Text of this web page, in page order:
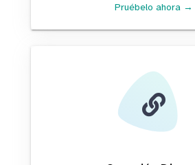
Pruébelo ahora →